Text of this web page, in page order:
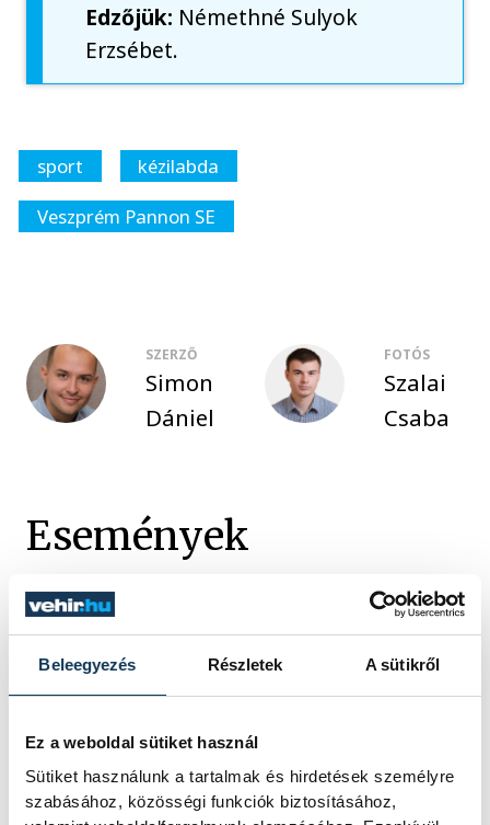
Beleegyezés Részletek A sütikről
Ez a weboldal sütiket használ
Sütiket használunk a tartalmak és hirdetések személyre
szabásához, közösségi funkciók biztosításához,
Edzőjük: Némethné Sulyok
Erzsébet.
sport
kézilabda
Veszprém Pannon SE
SZERZŐ
Simon
Dániel
FOTÓS
Szalai
Csaba
Események
SOROZAT NŐI KÉZILABDA NB II
FELSŐHÁZ 20
VENDÉG
BÜKI TK BÜKFÜRDŐ
IDŐPONT
2024. MÁJUS 11. 15:00
HELYSZÍN
VESZPRÉM, WARTHA
VINCE UTCAI